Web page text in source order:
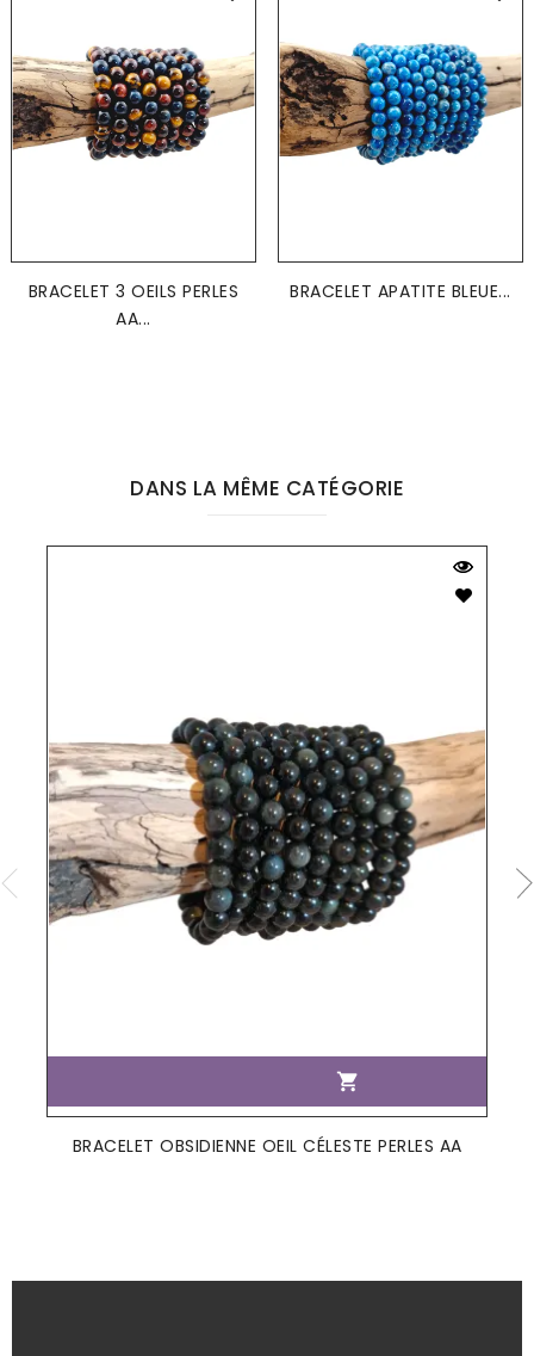
BRACELET 3 OEILS PERLES
AA...
BRACELET APATITE BLEUE...
DANS LA MÊME CATÉGORIE

BRACELET OBSIDIENNE OEIL CÉLESTE PERLES AA